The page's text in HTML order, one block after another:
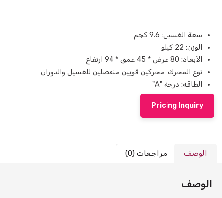
سعة الغسيل: 9.6 كجم
الوزن: 22 كیلو
الأبعاد: 80 عرض * 45 عمق * 94 ارتفاع
نوع المحرك: محركين قويين منفصلين للغسيل والدوران
الطاقة: درجة "A"
Pricing Inquiry
الوصف مراجعات (0)
الوصف